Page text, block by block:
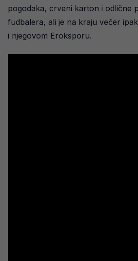
pogodaka, crveni karton i odlične
fudbalera, ali je na kraju večer
i njegovom Eroksporu.